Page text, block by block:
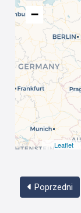
−
Leaflet
Poprzedni